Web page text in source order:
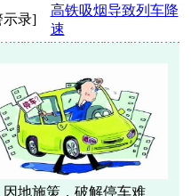
示录]
高铁吸烟导致列车降
速
因地施策，破解停车难